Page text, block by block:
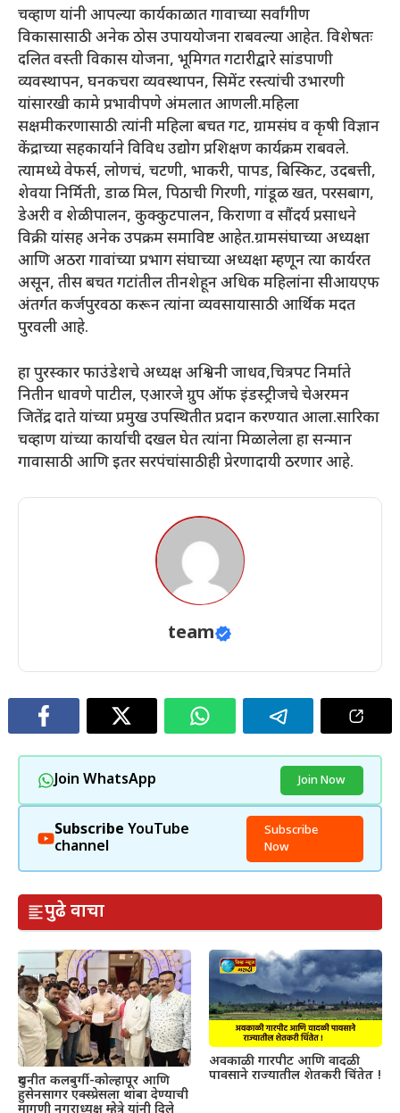
चव्हाण यांनी आपल्या कार्यकाळात गावाच्या सर्वांगीण
विकासासाठी अनेक ठोस उपाययोजना राबवल्या आहेत. विशेषतः
दलित वस्ती विकास योजना, भूमिगत गटारीद्वारे सांडपाणी
व्यवस्थापन, घनकचरा व्यवस्थापन, सिमेंट रस्त्यांची उभारणी
यांसारखी कामे प्रभावीपणे अंमलात आणली.महिला
सक्षमीकरणासाठी त्यांनी महिला बचत गट, ग्रामसंघ व कृषी विज्ञान
केंद्राच्या सहकार्याने विविध उद्योग प्रशिक्षण कार्यक्रम राबवले.
त्यामध्ये वेफर्स, लोणचं, चटणी, भाकरी, पापड, बिस्किट, उदबत्ती,
शेवया निर्मिती, डाळ मिल, पिठाची गिरणी, गांडूळ खत, परसबाग,
डेअरी व शेळीपालन, कुक्कुटपालन, किराणा व सौंदर्य प्रसाधने
विक्री यांसह अनेक उपक्रम समाविष्ट आहेत.ग्रामसंघाच्या अध्यक्षा
आणि अठरा गावांच्या प्रभाग संघाच्या अध्यक्षा म्हणून त्या कार्यरत
असून, तीस बचत गटांतील तीनशेहून अधिक महिलांना सीआयएफ
अंतर्गत कर्जपुरवठा करून त्यांना व्यवसायासाठी आर्थिक मदत
पुरवली आहे.
हा पुरस्कार फाउंडेशचे अध्यक्ष अश्विनी जाधव,चित्रपट निर्माते
नितीन धावणे पाटील, एआरजे ग्रुप ऑफ इंडस्ट्रीजचे चेअरमन
जितेंद्र दाते यांच्या प्रमुख उपस्थितीत प्रदान करण्यात आला.सारिका
चव्हाण यांच्या कार्याची दखल घेत त्यांना मिळालेला हा सन्मान
गावासाठी आणि इतर सरपंचांसाठीही प्रेरणादायी ठरणार आहे.
team
Join WhatsApp Join Now
Subscribe YouTube
channel
Subscribe
Now
पुढे वाचा
दुधनीत कलबुर्गी-कोल्हापूर आणि
हुसेनसागर एक्स्प्रेसला थांबा देण्याची
अवकाळी गारपीट आणि वादळी
पावसाने राज्यातील शेतकरी चिंतेत !